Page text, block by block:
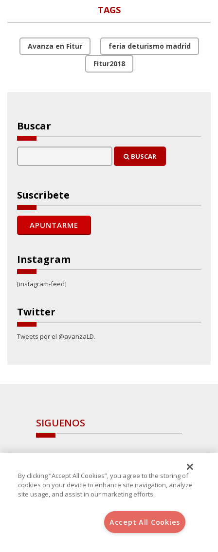
TAGS
Avanza en Fitur
feria deturismo madrid
Fitur2018
Buscar
BUSCAR
Suscribete
Instagram
[instagram-feed]
Twitter
Tweets por el @avanzaLD.
SIGUENOS
, S.L.U.(B-64405731) c/ San Norberto
By clicking “Accept All Cookies”, you agree to the storing of
cookies on your device to enhance site navigation, analyze
site usage, and assist in our marketing efforts.
Accept All Cookies